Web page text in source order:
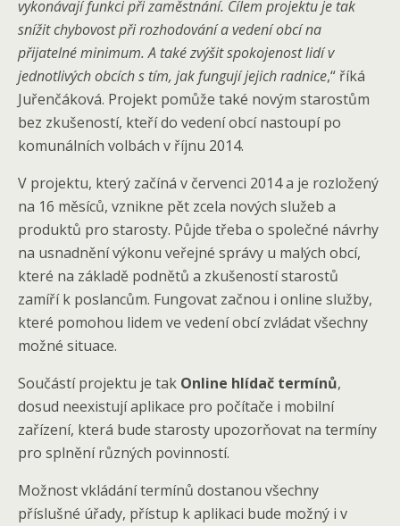
vykonávají funkci při zaměstnání. Cílem projektu je tak
snížit chybovost při rozhodování a vedení obcí na
přijatelné minimum. A také zvýšit spokojenost lidí v
jednotlivých obcích s tím, jak fungují jejich radnice,“ říká
Juřenčáková. Projekt pomůže také novým starostům
bez zkušeností, kteří do vedení obcí nastoupí po
komunálních volbách v říjnu 2014.
V projektu, který začíná v červenci 2014 a je rozložený
na 16 měsíců, vznikne pět zcela nových služeb a
produktů pro starosty. Půjde třeba o společné návrhy
na usnadnění výkonu veřejné správy u malých obcí,
které na základě podnětů a zkušeností starostů
zamíří k poslancům. Fungovat začnou i online služby,
které pomohou lidem ve vedení obcí zvládat všechny
možné situace.
Součástí projektu je tak Online hlídač termínů,
dosud neexistují aplikace pro počítače i mobilní
zařízení, která bude starosty upozorňovat na termíny
pro splnění různých povinností.
Možnost vkládání termínů dostanou všechny
příslušné úřady, přístup k aplikaci bude možný i v